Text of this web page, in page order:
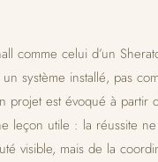
comme celui d’un
système installé, pas
projet est évoqué à partir
leçon utile : la réussite
visible, mais de la